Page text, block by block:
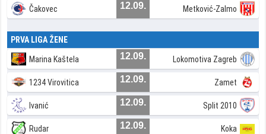
Čakovec 12.09. Metković-Zalmo
PRVA LIGA ŽENE
Marina Kaštela 12.09. Lokomotiva Zagreb
1234 Virovitica 12.09. Zamet
Ivanić 12.09. Split 2010
Rudar 12.09. Koka